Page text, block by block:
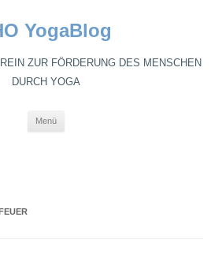
YogaBlog
ZUR FÖRDERUNG DES MENSCHEN
DURCH YOGA
Menü